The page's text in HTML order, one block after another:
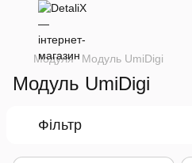
Модуля Модуль UmiDigi
Модуль UmiDigi
Фільтр